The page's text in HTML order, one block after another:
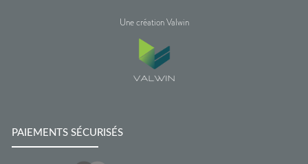
Une création Valwin
PAIEMENTS SÉCURISÉS